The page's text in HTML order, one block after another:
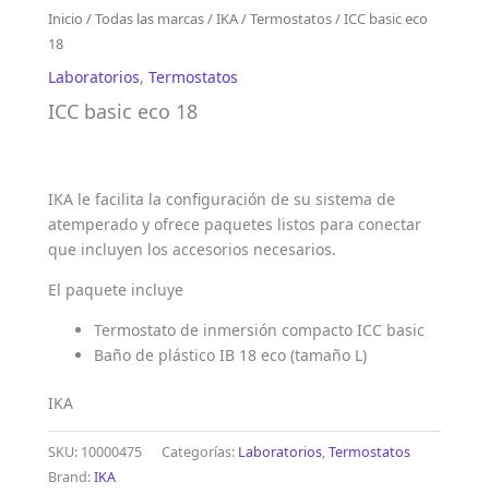
Inicio /Todas las marcas/IKA/Termostatos/ ICC basic eco
18
Laboratorios, Termostatos
ICC basic eco 18
IKA le facilita la configuración de su sistema de
atemperado y ofrece paquetes listos para conectar
que incluyen los accesorios necesarios.
El paquete incluye
Termostato de inmersión compacto ICC basic
Baño de plástico IB 18 eco (tamaño L)
IKA
SKU: 10000475 Categorías: Laboratorios,Termostatos
Brand:IKA